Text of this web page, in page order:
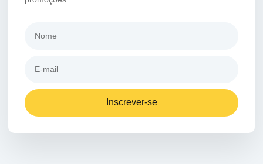
Inscrever-se